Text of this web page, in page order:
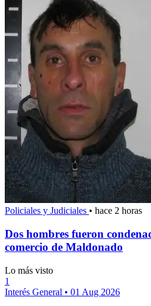
Policiales y Judiciales • hace 2 horas
Dos hombres fueron
comercio de Maldonado
Lo más visto
1
Interés General • 01 Aug 2026